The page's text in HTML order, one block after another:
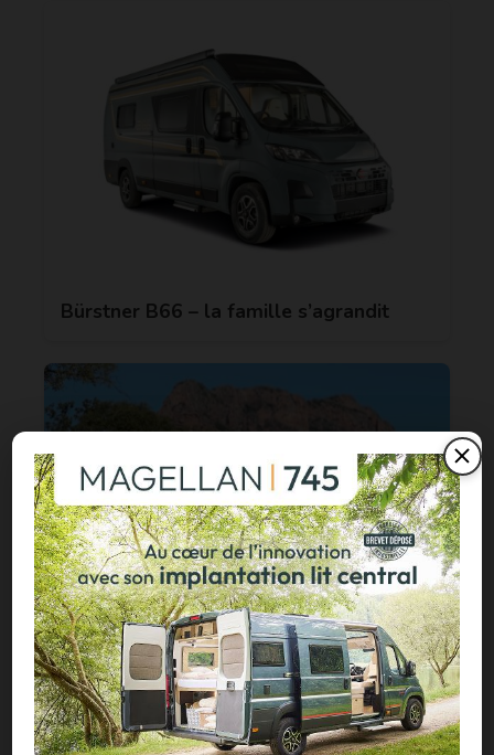
Bürstner B66 – la famille s’agrandit
Carado CV595 X-Edition : un fourgon
4×4 à moins de 100 000 €